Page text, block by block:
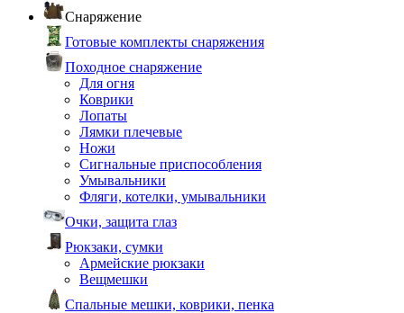
Снаряжение
Готовые комплекты снаряжения
Походное снаряжение
Для огня
Коврики
Лопаты
Лямки плечевые
Ножи
Сигнальные приспособления
Умывальники
Фляги, котелки, умывальники
Очки, защита глаз
Рюкзаки, сумки
Армейские рюкзаки
Вещмешки
Спальные мешки, коврики, пенка